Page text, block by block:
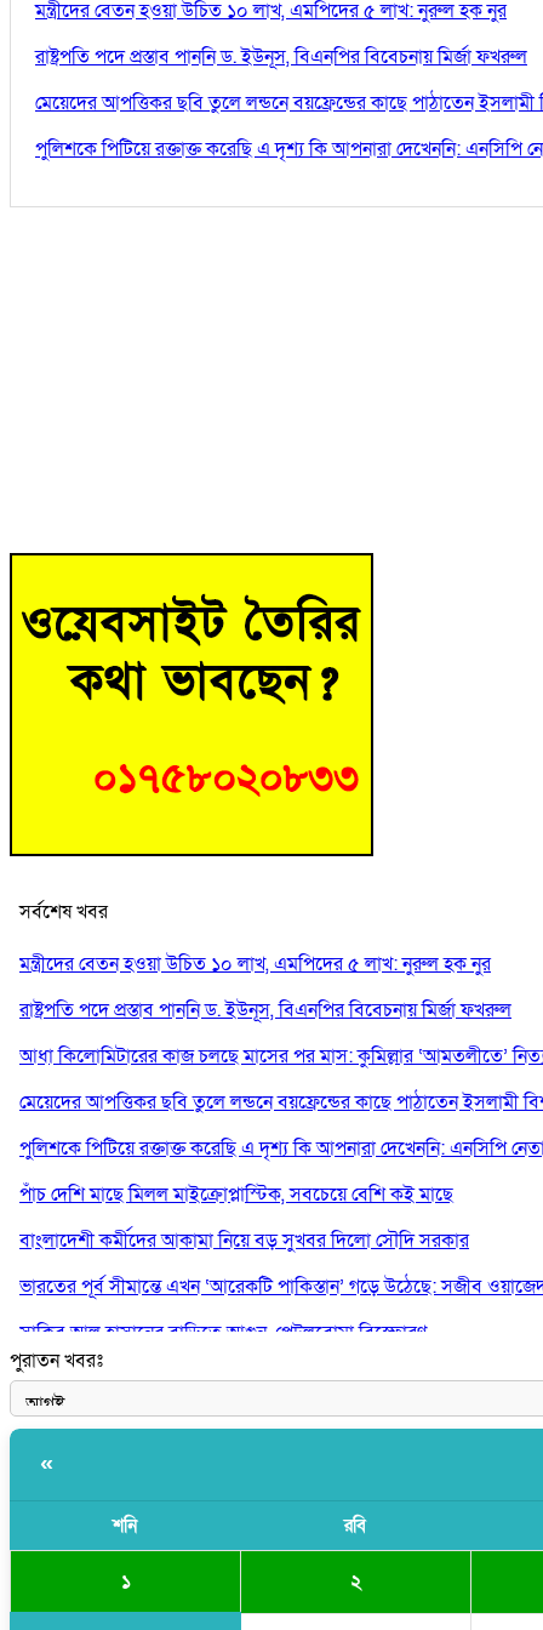
মন্ত্রীদের বেতন হওয়া উচিত ১০ লাখ, এমপিদের ৫ লাখ: নুরুল হক নুর
রাষ্ট্রপতি পদে প্রস্তাব পাননি ড. ইউনূস, বিএনপির বিবেচনায় মির্জা ফখরুল
মেয়েদের আপত্তিকর ছবি তুলে লন্ডনে বয়ফ্রেন্ডের কাছে পাঠাতেন ইসলামী
পুলিশকে পিটিয়ে রক্তাক্ত করেছি এ দৃশ্য কি আপনারা দেখেননি: এনসিপি
সর্বশেষ খবর
মন্ত্রীদের বেতন হওয়া উচিত ১০ লাখ, এমপিদের ৫ লাখ: নুরুল হক নুর
রাষ্ট্রপতি পদে প্রস্তাব পাননি ড. ইউনূস, বিএনপির বিবেচনায় মির্জা ফখরুল
আধা কিলোমিটারের কাজ চলছে মাসের পর মাস: কুমিল্লার ‘আমতলীতে’
মেয়েদের আপত্তিকর ছবি তুলে লন্ডনে বয়ফ্রেন্ডের কাছে পাঠাতেন ইসলামী
পুলিশকে পিটিয়ে রক্তাক্ত করেছি এ দৃশ্য কি আপনারা দেখেননি: এনসিপি
পাঁচ দেশি মাছে মিলল মাইক্রোপ্লাস্টিক, সবচেয়ে বেশি কই মাছে
বাংলাদেশী কর্মীদের আকামা নিয়ে বড় সুখবর দিলো সৌদি সরকার
ভারতের পূর্ব সীমান্তে এখন ‘আরেকটি পাকিস্তান’ গড়ে উঠেছে: সজীব
সাকিব আল হাসানের বাড়িতে আগুন, পেট্রলবোমা বিস্ফোরণ
যে ডকুমেন্টারিতে আবু সাঈদের ছবি নেই, সেটা কোনো ডকুমেন্টারি নয়:
পুরাতন খবরঃ
«
শনি রবি
১ ২